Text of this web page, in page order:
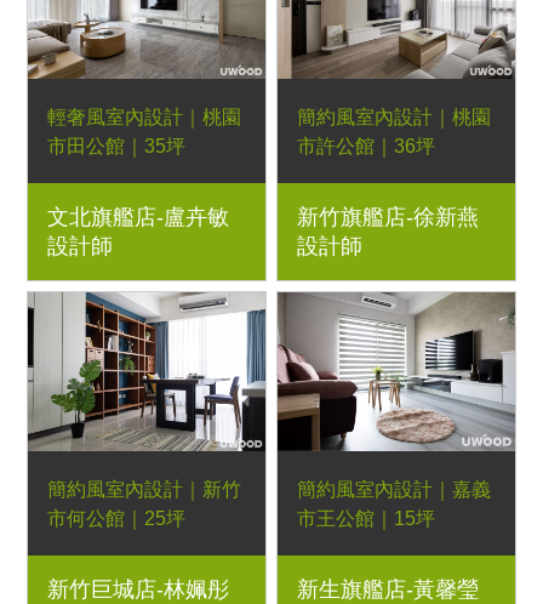
輕奢風室內設計｜桃園
市田公館｜35坪
4房2廳｜優渥系統櫃、
Orderfloor超耐磨木地
板、藝術塗料、石紋美
耐板、金屬飾條、玻璃
木作屏風、跳島餐桌、
彩色細扶手餐椅、費爾
曼3D無重力單人電動
沙發
文北旗艦店-盧卉敏
設計師
簡約風室內設計｜桃園
市許公館｜36坪
3房2廳｜優渥系統櫃、
恬靜餐桌、相遇長椅、
彩色細扶手餐椅、湖濱
四抽茶几、日落床架、
波昂沙發、玻璃屏風、
斯曼特塗料、磁性板
新竹旗艦店-徐新燕
設計師
簡約風室內設計｜新竹
市何公館｜25坪
3房2廳｜優渥系統櫃、
實木共側櫃、抽屜臥榻
新竹巨城店-林姵彤
簡約風室內設計｜嘉義
市王公館｜15坪
2房2廳｜波緹沙發. V
字腳三件式造型邊几.
新生旗艦店-黃馨瑩